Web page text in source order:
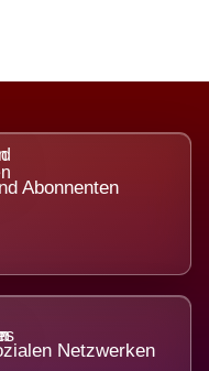
Abonnenten
Netzwerken